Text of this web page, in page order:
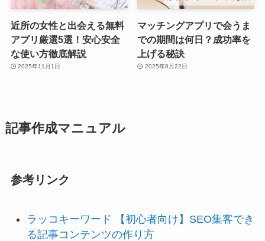
近所の女性と出会える無料
アプリ厳選5選！安心安全
な使い方徹底解説
2025年11月1日
マッチングアプリで会うま
での期間は何日？成功率を
上げる秘訣
2025年8月22日
記事作成マニュアル
参考リンク
ラッコキーワード 【初心者向け】SEO集客でき
る記事コンテンツの作り方